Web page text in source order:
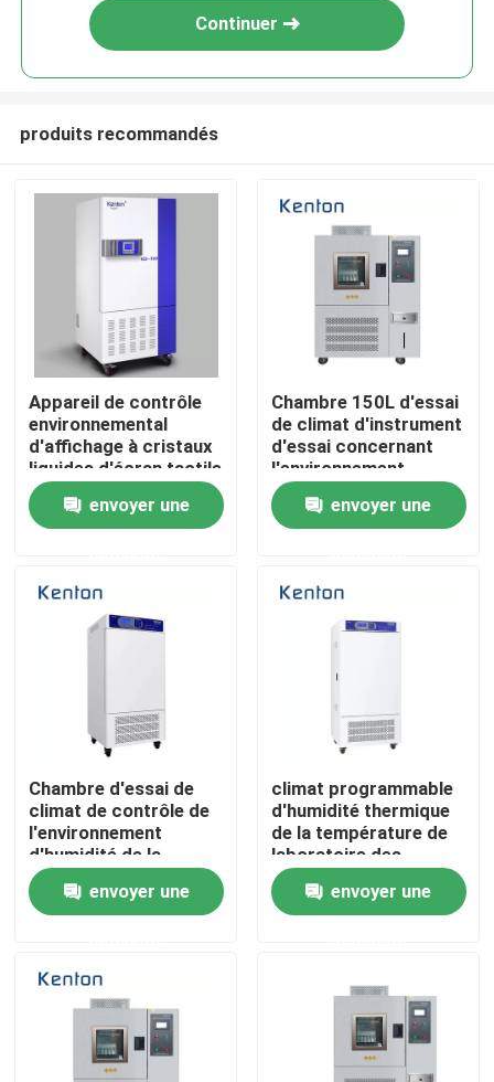
Accueil
A propos de nous
Contacts
Un four plus sec de laboratoire
Four de séchage industriel
Incubateur thermostatique
Chambre d'humidité de la température
Chambre climatique
Continuer
produits recommandés
Appareil de contrôle
environnemental
d'affichage à cristaux
liquides d'écran tactile
de climat d'essai de
chambre d'humidité
programmable de la
envoyer une
Chambre 150L d'essai
de climat d'instrument
d'essai concernant
l'environnement
d'humidité de la
températureenvoyer une
Chambre d'essai de
climat de contrôle de
l'environnement
d'humidité de la
température de
chambres de l'essai
concernant
envoyer une
climat programmable
d'humidité thermique
de la température de
laboratoire des
chambres 0-65C
d'essai concernant
l'environnement de
envoyer une